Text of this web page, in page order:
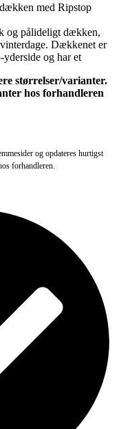
med Ripstop
og pålideligt dækken,
Dækkenet er
og har et
størrelser/varianter.
hos forhandleren
og opdateres hurtigst
forhandleren.